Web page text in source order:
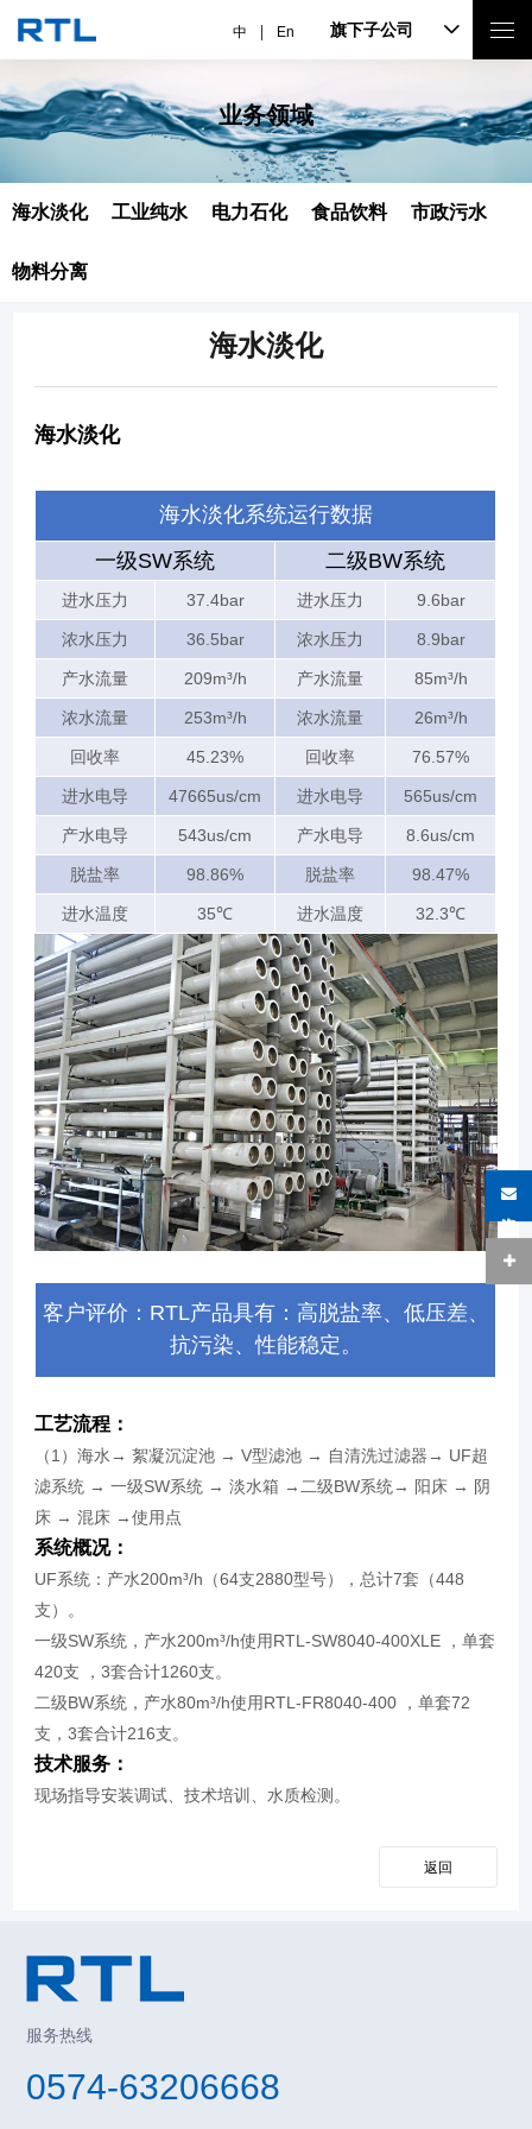
中 En 旗下子公司
业务领域
海水淡化 工业纯水 电力石化 食品饮料 市政污水
物料分离
海水淡化
海水淡化
海水淡化系统运行数据
一级SW系统
二级BW系统
进水压力 37.4bar 进水压力 9.6bar
浓水压力 36.5bar 浓水压力 8.9bar
产水流量 209m³/h 产水流量 85m³/h
浓水流量 253m³/h 浓水流量 26m³/h
回收率 45.23% 回收率 76.57%
进水电导 47665us/cm 进水电导 565us/cm
产水电导 543us/cm 产水电导 8.6us/cm
脱盐率 98.86% 脱盐率 98.47%
进水温度 35℃ 进水温度 32.3℃
客户评价：RTL产品具有：高脱盐率、低压差、
抗污染、性能稳定。
工艺流程：
（1）海水→ 絮凝沉淀池 → V型滤池 → 自清洗过滤器→ UF超
滤系统 → 一级SW系统 → 淡水箱 →二级BW系统→ 阳床 → 阴
床 → 混床 →使用点
系统概况：
UF系统：产水200m³/h（64支2880型号），总计7套（448
支）。
一级SW系统，产水200m³/h使用RTL-SW8040-400XLE ，单套
420支 ，3套合计1260支。
二级BW系统，产水80m³/h使用RTL-FR8040-400 ，单套72
支，3套合计216支。
技术服务：
现场指导安装调试、技术培训、水质检测。
返回
服务热线
0574-63206668